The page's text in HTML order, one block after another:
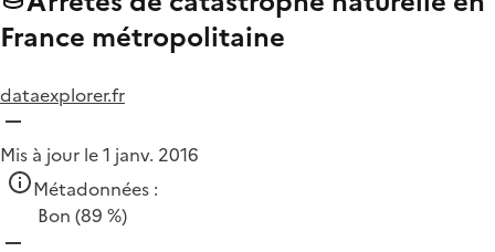
France métropolitaine
dataexplorer.fr
Mis à jour le 1 janv. 2016
Métadonnées :
Bon (89 %)